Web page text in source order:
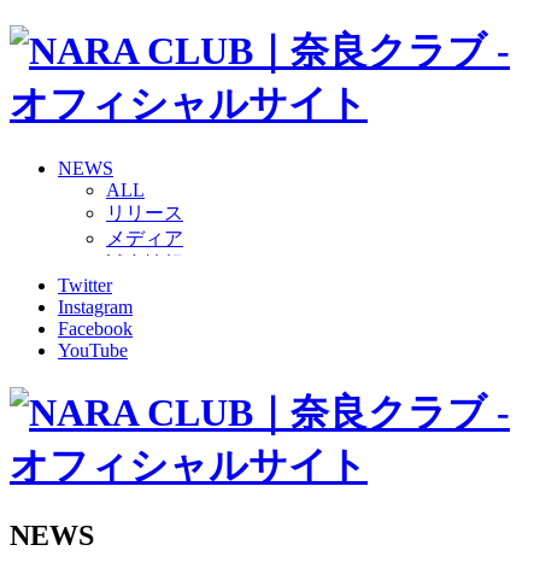
NEWS
ALL
リリース
メディア
グッズ
ファンコミュニティ
普及・育成
ホームタウン
その他
2026/27トップチーム
2026/27トップチームスタッフ
Twitter
Instagram
Facebook
YouTube
NEWS